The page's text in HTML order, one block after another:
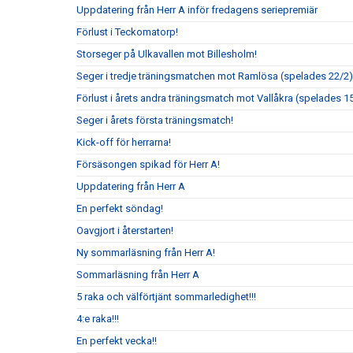
Uppdatering från Herr A inför fredagens seriepremiär
Förlust i Teckomatorp!
Storseger på Ulkavallen mot Billesholm!
Seger i tredje träningsmatchen mot Ramlösa (spelades 22/2)
Förlust i årets andra träningsmatch mot Vallåkra (spelades
Seger i årets första träningsmatch!
Kick-off för herrarna!
Försäsongen spikad för Herr A!
Uppdatering från Herr A
En perfekt söndag!
Oavgjort i återstarten!
Ny sommarläsning från Herr A!
Sommarläsning från Herr A
5 raka och välförtjänt sommarledighet!!!
4:e raka!!!
En perfekt vecka!!